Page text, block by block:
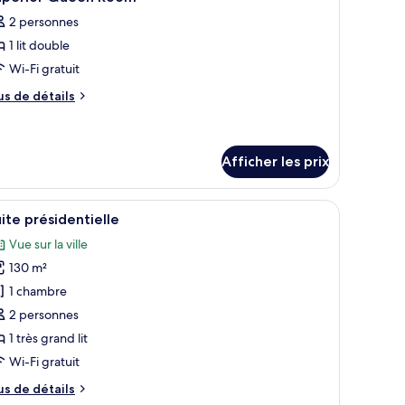
2 personnes
1 lit double
Wi-Fi gratuit
de détails
Afficher les prix
chaise, une table de chevet avec une lampe et un grand miroir.
:
Une chambre d’hôtel moderne dotée d’un
6 présidentielle
Vue sur la ville
130 m²
1 chambre
2 personnes
1 très grand lit
Wi-Fi gratuit
de détails